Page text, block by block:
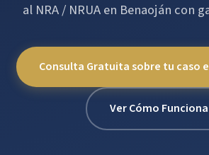
al NRA / NRUA en Benaoján con
Consulta Gratuita sobre tu caso
Ver Cómo Funciona